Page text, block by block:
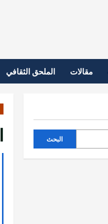
مقالات الملحق الثقافي
البحث